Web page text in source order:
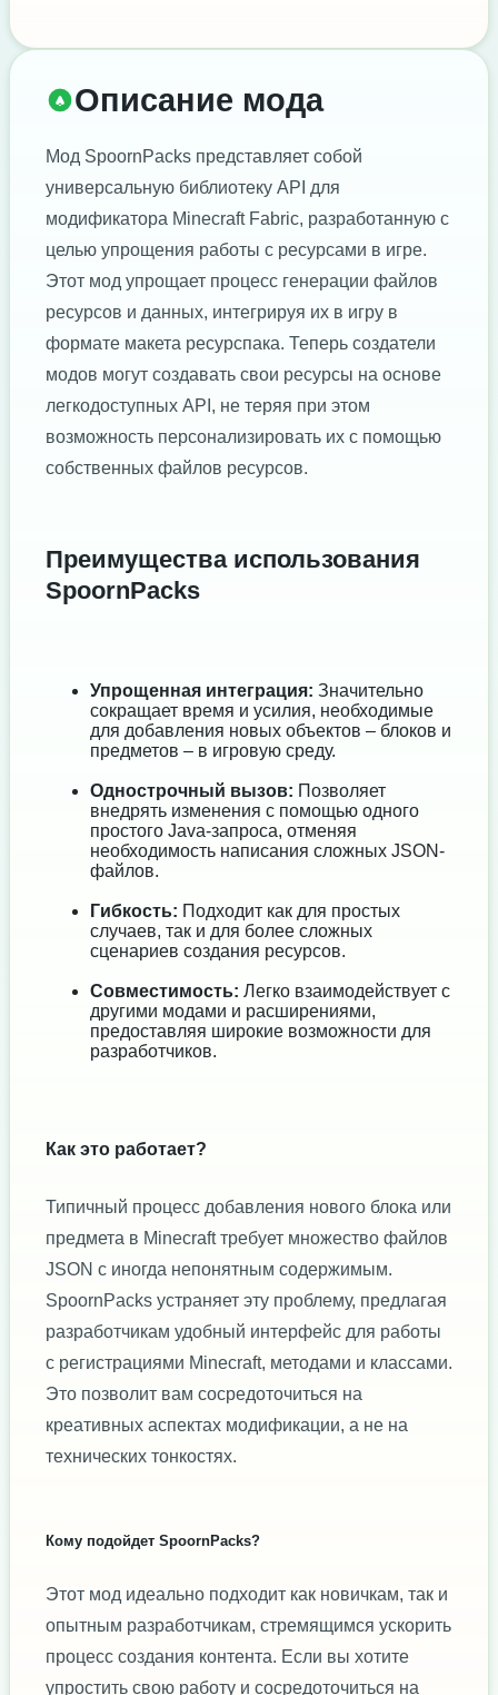
Описание мода
Мод SpoornPacks представляет собой
универсальную библиотеку API для
модификатора Minecraft Fabric, разработанную с
целью упрощения работы с ресурсами в игре.
Этот мод упрощает процесс генерации файлов
ресурсов и данных, интегрируя их в игру в
формате макета ресурспака. Теперь создатели
модов могут создавать свои ресурсы на основе
легкодоступных API, не теряя при этом
возможность персонализировать их с помощью
собственных файлов ресурсов.
Преимущества использования
SpoornPacks
Упрощенная интеграция: Значительно
сокращает время и усилия, необходимые
для добавления новых объектов – блоков и
предметов – в игровую среду.
Однострочный вызов: Позволяет
внедрять изменения с помощью одного
простого Java-запроса, отменяя
необходимость написания сложных JSON-
файлов.
Гибкость: Подходит как для простых
случаев, так и для более сложных
сценариев создания ресурсов.
Совместимость: Легко взаимодействует с
другими модами и расширениями,
предоставляя широкие возможности для
разработчиков.
Как это работает?
Типичный процесс добавления нового блока или
предмета в Minecraft требует множество файлов
JSON с иногда непонятным содержимым.
SpoornPacks устраняет эту проблему, предлагая
разработчикам удобный интерфейс для работы
с регистрациями Minecraft, методами и классами.
Это позволит вам сосредоточиться на
креативных аспектах модификации, а не на
технических тонкостях.
Кому подойдет SpoornPacks?
Этот мод идеально подходит как новичкам, так и
опытным разработчикам, стремящимся ускорить
процесс создания контента. Если вы хотите
упростить свою работу и сосредоточиться на